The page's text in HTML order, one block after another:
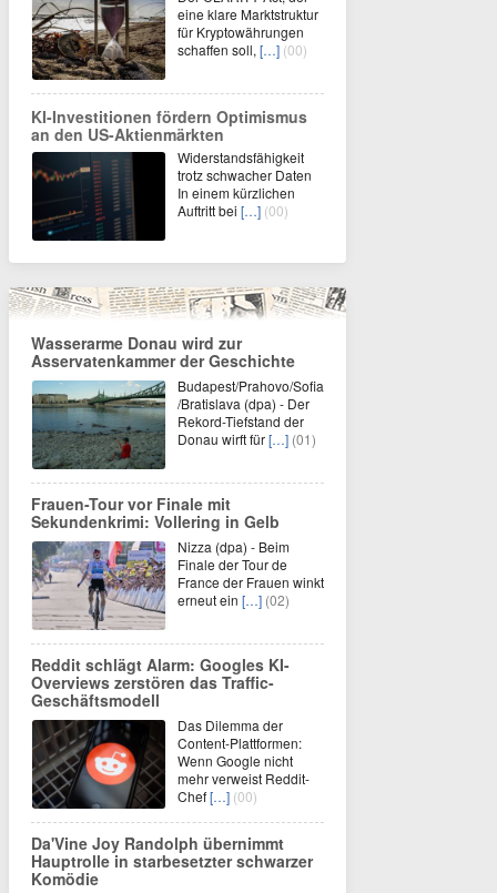
eine klare Marktstruktur
für Kryptowährungen
schaffen soll, […] (00)
KI-Investitionen fördern Optimismus
an den US-Aktienmärkten
Widerstandsfähigkeit
trotz schwacher Daten
In einem kürzlichen
Auftritt bei […] (00)
Wasserarme Donau wird zur
Asservatenkammer der Geschichte
Budapest/Prahovo/Sofia
/Bratislava (dpa) - Der
Rekord-Tiefstand der
Donau wirft für[…] (01)
Frauen-Tour vor Finale mit
Sekundenkrimi: Vollering in Gelb
Nizza (dpa) - Beim
Finale der Tour de
France der Frauen winkt
erneut ein […] (02)
Reddit schlägt Alarm: Googles KI-
Overviews zerstören das Traffic-
Geschäftsmodell
Das Dilemma der
Content-Plattformen:
Wenn Google nicht
mehr verweist Reddit-
Chef[…] (00)
Da'Vine Joy Randolph übernimmt
Hauptrolle in starbesetzter schwarzer
Komödie